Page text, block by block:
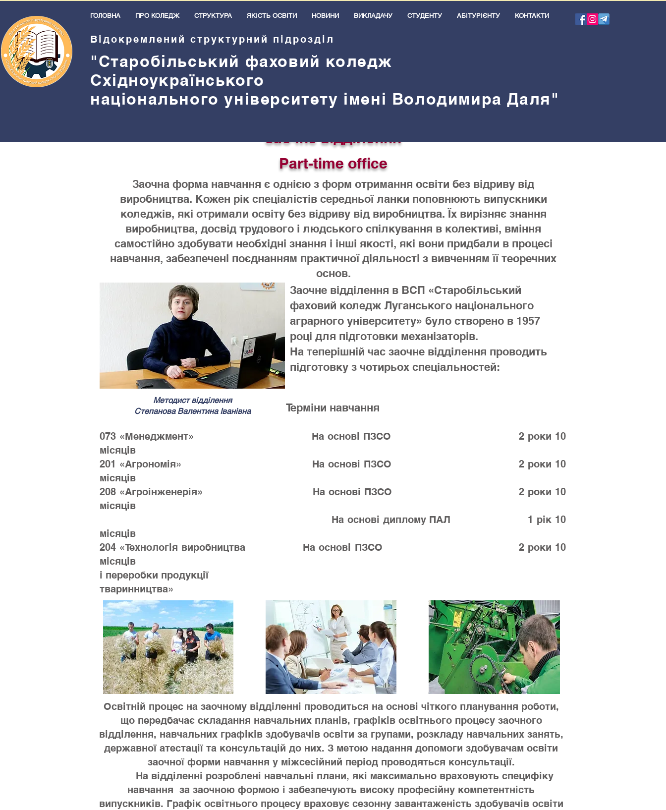
ГОЛОВНА ПРО КОЛЕДЖ СТРУКТУРА ЯКІСТЬ ОСВІТИ НОВИНИ ВИКЛАДАЧУ СТУДЕНТУ АБІТУРІЄНТУ КОНТАКТИ
Заочне відділення
Part-time office
Заочна форма навчання є однією з форм отримання освіти без відриву від
виробництва. Кожен рік спеціалістів середньої ланки поповнюють випускники
коледжів, які отримали освіту без відриву від виробництва. Їх вирізняє знання
виробництва, досвід трудового і людського спілкування в колективі, вміння
самостійно здобувати необхідні знання і інші якості, які вони придбали в процесі
навчання, забезпечені поєднанням практичної діяльності з вивченням її теоречних
основ.
Заочне відділення в ВСП «Старобільський
фаховий коледж Луганського національного
аграрного університету» було створено в 1957
році для підготовки механізаторів.
На теперішній час заочне відділення проводить
підготовку з чотирьох спеціальностей:
Методист відділення
Степанова Валентина Іванівна
Терміни навчання
073 «Менеджмент» На основі ПЗСО2 роки 10
місяців
201 «Агрономія» На основі ПЗСО2 роки 10
місяців
208 «Агроінженерія» На основі ПЗСО 2 роки 10
місяців
На основі диплому ПАЛ 1 рік 10
місяців
204 «Технологія виробництва На основі ПЗСО 2 роки 10
місяців
і переробки продукції
тваринництва»
Освітній процес на заочному відділенні проводиться на основі чіткого планування роботи,
що передбачає складання навчальних планів, графіків освітнього процесу заочного
відділення, навчальних графіків здобувачів освіти за групами, розкладу навчальних занять,
державної атестації та консультацій до них. З метою надання допомоги здобувачам освіти
заочної форми навчання у міжсесійний період проводяться консультації.
На відділенні розроблені навчальні плани, які максимально враховують специфіку
навчання за заочною формою і забезпечують високу професійну компетентність
випускників. Графік освітнього процесу враховує сезонну завантаженість здобувачів освіти
Відокремлений структурний підрозділ
"Старобільський фаховий коледж
Східноукраїнського
національного університету імені Володимира Даля"